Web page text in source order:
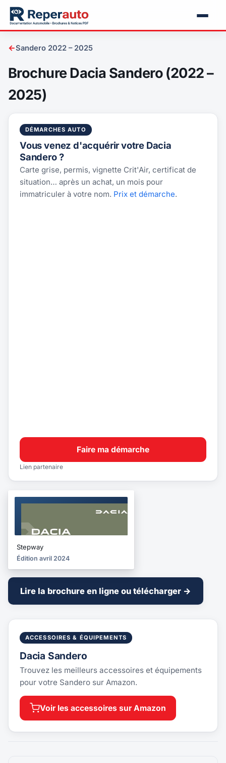
←Sandero 2022 – 2025
Brochure Dacia Sandero (2022 –
2025)
DÉMARCHES AUTO
Vous venez d'acquérir votre Dacia
Sandero ?
Carte grise, permis, vignette Crit'Air, certificat de
situation… après un achat, un mois pour
immatriculer à votre nom. Prix et démarche.
Faire ma démarche
Lien partenaire
2024
Stepway
Édition avril 2024
Lire la brochure en ligne ou télécharger →
ACCESSOIRES & ÉQUIPEMENTS
Dacia Sandero
Trouvez les meilleurs accessoires et équipements
pour votre Sandero sur Amazon.
Voir les accessoires sur Amazon